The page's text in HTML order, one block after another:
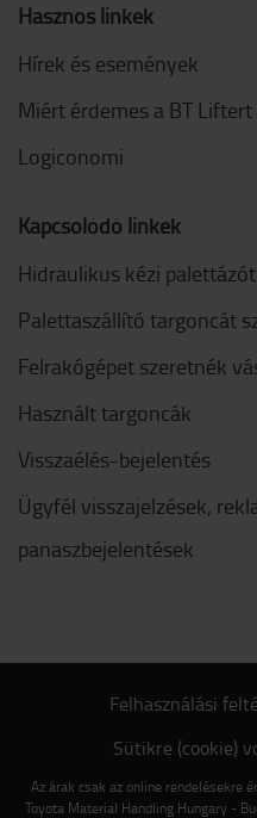
Hasznos linkek
Hírek és események
Miért érdemes a BT
Logiconomi
Kapcsolódó linkek
Hidraulikus kézi
Palettaszállító targoncát
Felrakógépet szeretnék
Használt targoncák
Visszaélés-bejelentés
Ügyfél visszajelzések,
panaszbejelentések
Felhasználási
Sütikre (cookie)
Az árak csak az online rendelésekre
Toyota Material Handling Hungary -